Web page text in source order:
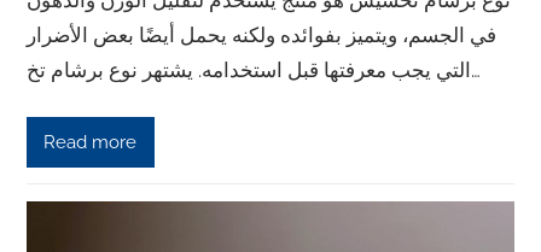
في الجسم، ويتميز بفوائده ولكنه يحمل أيضًا بعض الأضرار
التي يجب معرفتها قبل استخدامه. يشتهر نوع برشام تخ…
Read more